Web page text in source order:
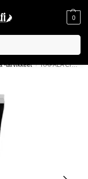
0
-tarvikkeet / RAPALA Crush City Boost -hajustettu geeli vieheille